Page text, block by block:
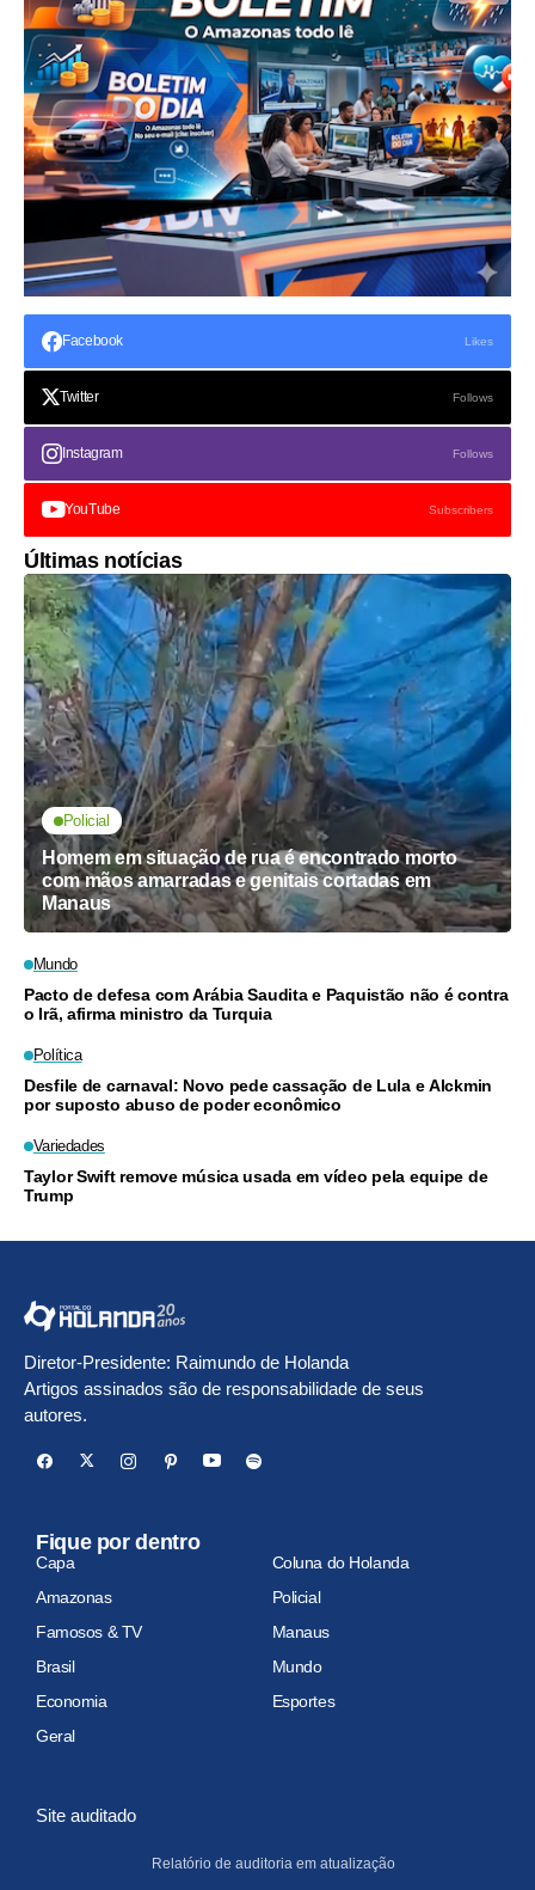
Facebook Likes
Twitter Follows
Instagram Follows
YouTube Subscribers
Últimas notícias
Policial
Homem em situação de rua é encontrado morto
com mãos amarradas e genitais cortadas em
Manaus
Mundo
Pacto de defesa com Arábia Saudita e Paquistão não é contra
o Irã, afirma ministro da Turquia
Política
Desfile de carnaval: Novo pede cassação de Lula e Alckmin
por suposto abuso de poder econômico
Variedades
Taylor Swift remove música usada em vídeo pela equipe de
Trump
Diretor-Presidente: Raimundo de Holanda
Artigos assinados são de responsabilidade de seus
autores.
Fique por dentro
Capa
Coluna do Holanda
Amazonas
Policial
Famosos & TV
Manaus
Brasil
Mundo
Economia
Esportes
Geral
Site auditado
Relatório de auditoria em atualização